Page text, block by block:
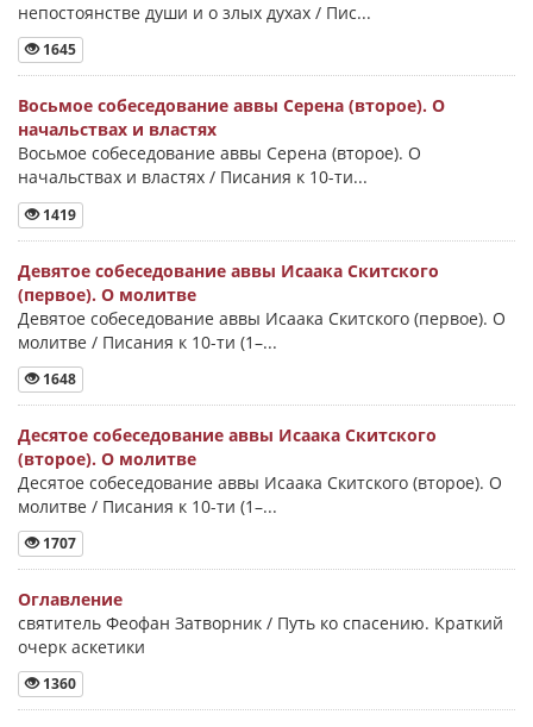
непостоянстве души и о злых духах / Пис...
1645
Восьмое собеседование аввы Серена (второе). О
начальствах и властях
Восьмое собеседование аввы Серена (второе). О
начальствах и властях / Писания к 10-ти...
1419
Девятое собеседование аввы Исаака Скитского
(первое). О молитве
Девятое собеседование аввы Исаака Скитского (первое). О
молитве / Писания к 10-ти (1–...
1648
Десятое собеседование аввы Исаака Скитского
(второе). О молитве
Десятое собеседование аввы Исаака Скитского (второе). О
молитве / Писания к 10-ти (1–...
1707
Оглавление
святитель Феофан Затворник / Путь ко спасению. Краткий
очерк аскетики
1360